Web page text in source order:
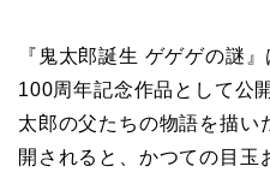
『鬼太郎誕生 ゲゲゲの謎
100周年記念作品として公
太郎の父たちの物語を描
開されると、かつての目玉